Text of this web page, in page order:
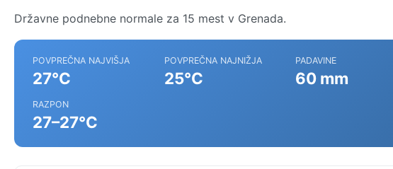
Državne podnebne normale za 15 mest v Grenada.
POVPREČNA NAJVIŠJA
27°C
POVPREČNA NAJNIŽJA
25°C
PADAVINE
60 mm
RAZPON
27–27°C